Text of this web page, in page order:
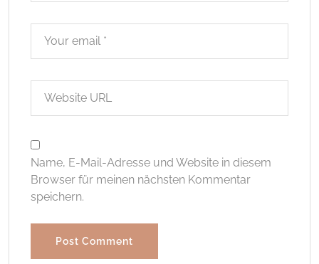
Name, E-Mail-Adresse und Website in diesem
Browser für meinen nächsten Kommentar
speichern.